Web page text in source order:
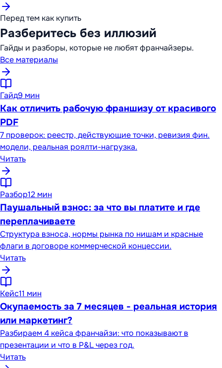
Перед тем как купить
Разберитесь без иллюзий
Гайды и разборы, которые не любят франчайзеры.
Все материалы
Гайд9 мин
Как отличить рабочую франшизу от красивого
PDF
7 проверок: реестр, действующие точки, ревизия фин.
модели, реальная роялти-нагрузка.
Читать
Разбор12 мин
Паушальный взнос: за что вы платите и где
переплачиваете
Структура взноса, нормы рынка по нишам и красные
флаги в договоре коммерческой концессии.
Читать
Кейс11 мин
Окупаемость за 7 месяцев - реальная история
или маркетинг?
Разбираем 4 кейса франчайзи: что показывают в
презентации и что в P&L через год.
Читать